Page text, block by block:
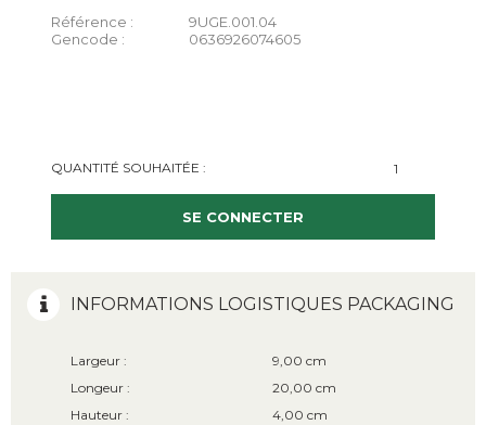
Référence :
9UGE.001.04
Gencode :
0636926074605
QUANTITÉ SOUHAITÉE :
SE CONNECTER
INFORMATIONS LOGISTIQUES PACKAGING
Largeur :
9,00 cm
Longeur :
20,00 cm
Hauteur :
4,00 cm